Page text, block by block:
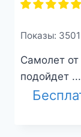
Показы:
Самолет от
подойдет ...